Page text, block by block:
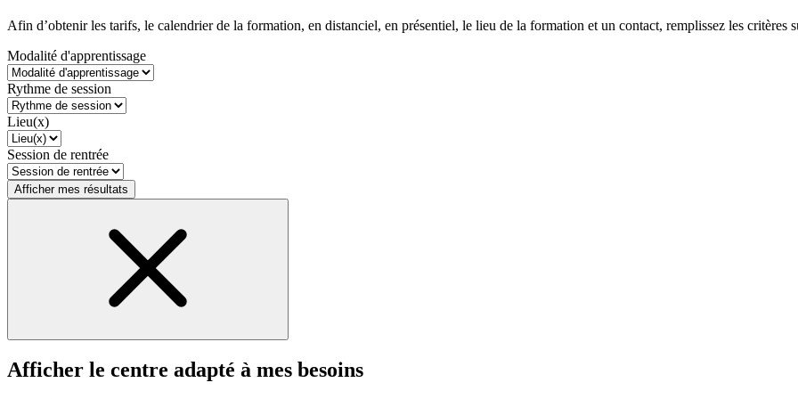
Afin d’obtenir les tarifs, le calendrier de la formation, en distanciel, en présentiel, le lieu de la formation et un contact, remplissez les critères
Modalité d'apprentissage
Rythme de session
Lieu(x)
Session de rentrée
Afficher mes résultats
Afficher le centre adapté à mes besoins